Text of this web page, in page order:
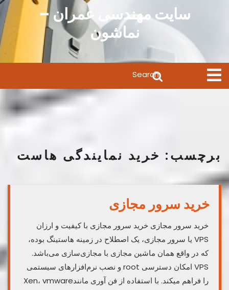
سایت مهندسی عمران –
نماشون
Open
Menu
for:
برچسب: خرید نمایندگی هاست
خرید سرور مجازی
خرید سرور مجازی خرید سرور مجازی با کیفیت و ارزان
VPS یا سرور مجازی، یک اصطلاح در زمینه هاستینگ بوده،
که در واقع همان ماشین مجازی با مجازی‌سازی می‌باشد.
VPS امکان دسترسی root و نصب نرم‌افزارهای سیستمی
را فراهم میکند. با استفاده از فن آوری مانندXen، vmware